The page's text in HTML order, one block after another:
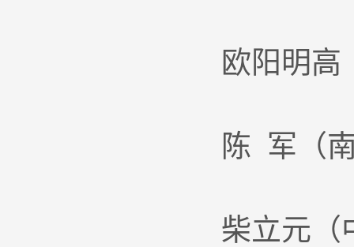
欧阳明高
陈 军（
柴立元（